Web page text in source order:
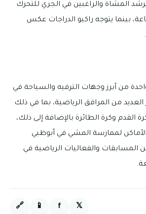
المشاة والراغبين في الجري للتحرك
بينما يتوجه راكبو الدراجات عكس
من أبرز وجهات الترفيه والسياحة في
العديد من المرافق الرياضية، بما في ذلك
القدم وكرة الطائرة بالإضافة إلى ذلك،
لممارسة المشي في أبوظبي
والفعاليات الرياضية في
𝕏
f
📱
🔗